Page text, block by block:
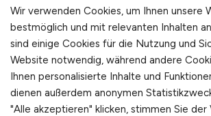
Buchenbach
Wir verwenden Cookies, um Ihnen unsere
bestmöglich und mit relevanten Inhalten
sind einige Cookies für die Nutzung und
Website notwendig, während andere
Ihnen personalisierte Inhalte und
dienen außerdem anonymen
"Alle akzeptieren" klicken, stimmen Sie der